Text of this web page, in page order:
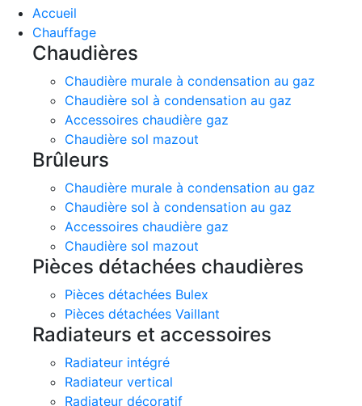
Accueil
Chauffage
Chaudières
Chaudière murale à condensation au gaz
Chaudière sol à condensation au gaz
Accessoires chaudière gaz
Chaudière sol mazout
Brûleurs
Chaudière murale à condensation au gaz
Chaudière sol à condensation au gaz
Accessoires chaudière gaz
Chaudière sol mazout
Pièces détachées chaudières
Pièces détachées Bulex
Pièces détachées Vaillant
Radiateurs et accessoires
Radiateur intégré
Radiateur vertical
Radiateur décoratif